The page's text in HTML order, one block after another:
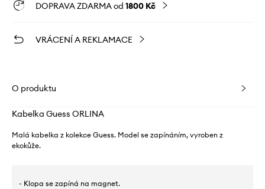
DOPRAVA ZDARMA od 1800 Kč
VRÁCENÍ A REKLAMACE
O produktu
Kabelka Guess ORLINA
Malá kabelka z kolekce Guess. Model se zapínáním, vyroben z
ekokůže.
- Klopa se zapíná na magnet.